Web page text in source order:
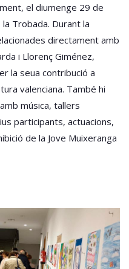
el diumenge 29 de
Trobada. Durant la
directament amb
i Llorenç Giménez,
la seua contribució a
valenciana. També hi
música, tallers
participants, actuacions,
de la Jove Muixeranga